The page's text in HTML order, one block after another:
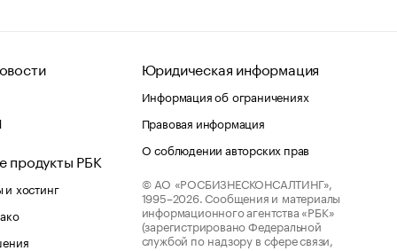
продукты РБК
хостинг
Юридическая информация
Информация об ограничениях
Правовая информация
О соблюдении авторских прав
© АО «РОСБИЗНЕСКОНСАЛТИНГ»,
1995–2026. Сообщения и материалы
информационного агентства «РБК»
(зарегистрировано Федеральной
службой по надзору в сфере связи,